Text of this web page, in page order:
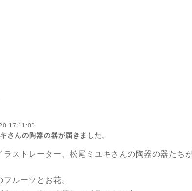
17:11:00
さんの陶器の器が届きました。
ラストレーター、松尾ミユキさんの陶器の器たち
フルーツとお花。